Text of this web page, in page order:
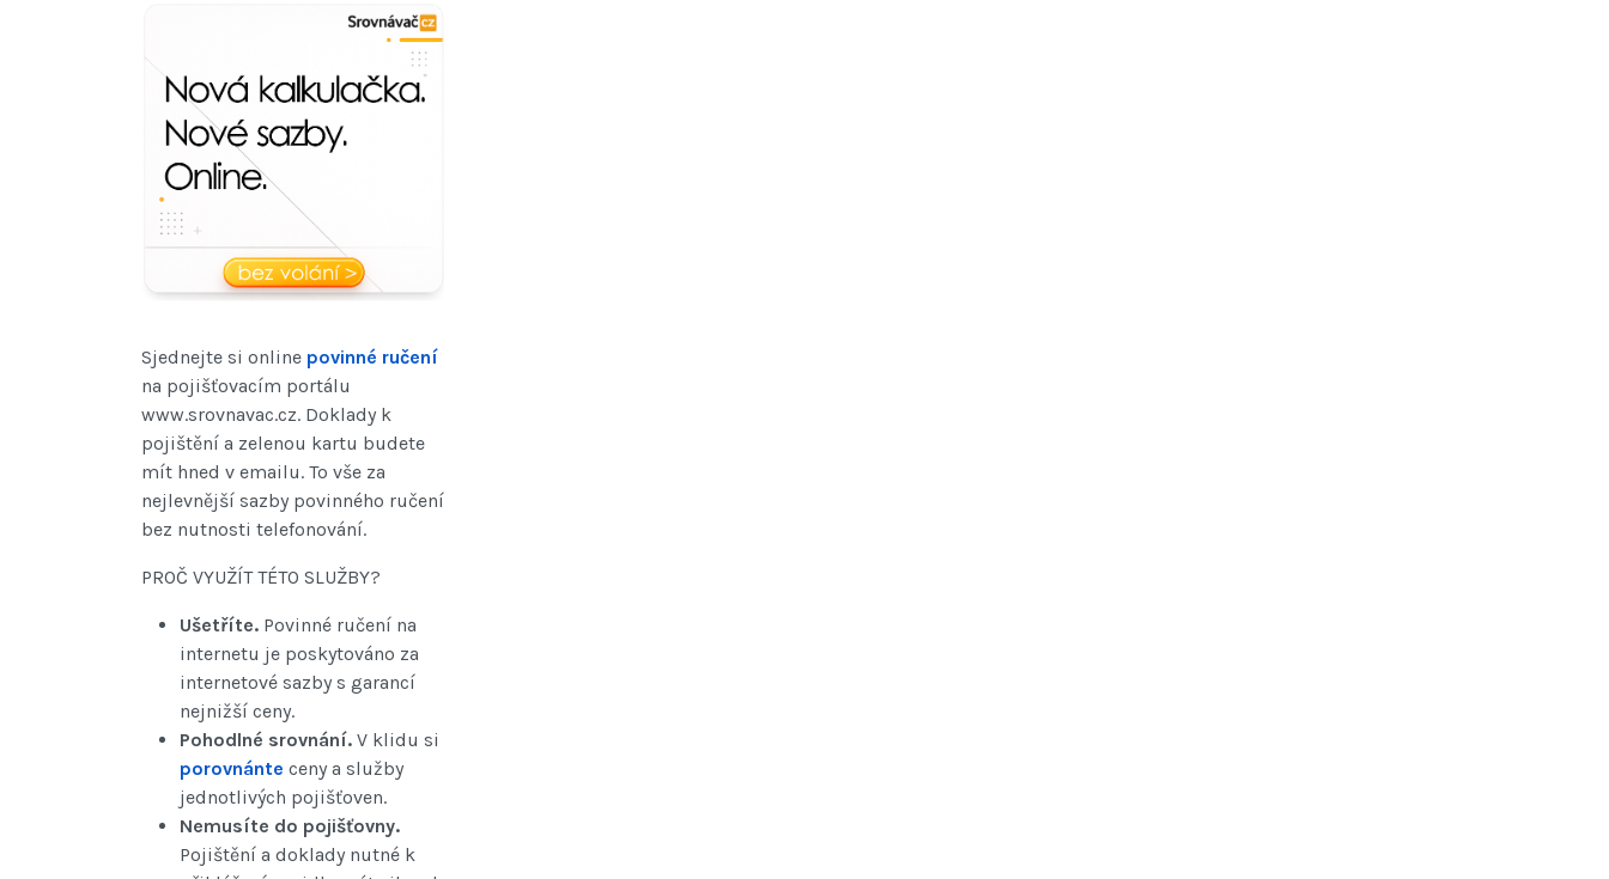
Sjednejte si online povinné ručení
na pojišťovacím portálu
www.srovnavac.cz. Doklady k
pojištění a zelenou kartu budete
mít hned v emailu. To vše za
nejlevnější sazby povinného ručení
bez nutnosti telefonování.
PROČ VYUŽÍT TÉTO SLUŽBY?
Ušetříte. Povinné ručení na
internetu je poskytováno za
internetové sazby s garancí
nejnižší ceny.
Pohodlné srovnání. V klidu si
porovnánte ceny a služby
jednotlivých pojišťoven.
Nemusíte do pojišťovny.
Pojištění a doklady nutné k